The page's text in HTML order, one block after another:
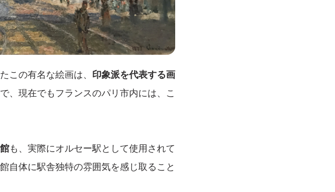
この有名な絵画は、 印象派を代表する画
、現在でもフランスのパリ市内には、こ
も、実際にオルセー駅として使用されて
自体に駅舎独特の雰囲気を感じ取ること